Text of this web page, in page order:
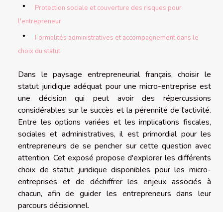
Protection sociale et couverture des risques pour
l'entrepreneur
Formalités administratives et accompagnement dans le
choix du statut
Dans le paysage entrepreneurial français, choisir le
statut juridique adéquat pour une micro-entreprise est
une décision qui peut avoir des répercussions
considérables sur le succès et la pérennité de l'activité.
Entre les options variées et les implications fiscales,
sociales et administratives, il est primordial pour les
entrepreneurs de se pencher sur cette question avec
attention. Cet exposé propose d'explorer les différents
choix de statut juridique disponibles pour les micro-
entreprises et de déchiffrer les enjeux associés à
chacun, afin de guider les entrepreneurs dans leur
parcours décisionnel.